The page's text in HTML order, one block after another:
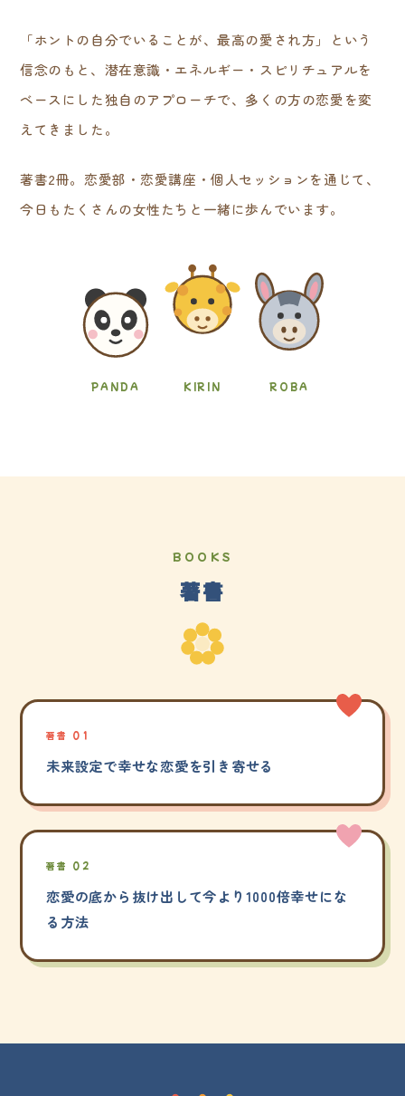
「ホントの自分でいることが、最高の愛され方」という
信念のもと、潜在意識・エネルギー・スピリチュアルを
ベースにした独自のアプローチで、多くの方の恋愛を変
えてきました。
著書2冊。恋愛部・恋愛講座・個人セッションを通じて、
今日もたくさんの女性たちと一緒に歩んでいます。
PANDA KIRIN ROBA
BOOKS
著書
著書 01
未来設定で幸せな恋愛を引き寄せる
著書 02
恋愛の底から抜け出して今より1000倍幸せにな
る方法